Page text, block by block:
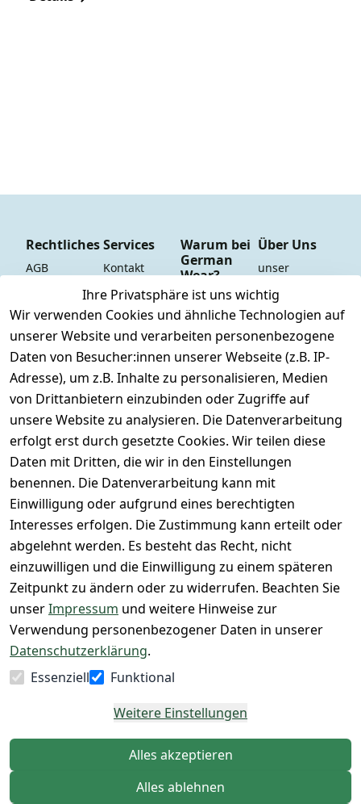
Ihre Privatsphäre ist uns wichtig
Wir verwenden Cookies und ähnliche Technologien auf
unserer Website und verarbeiten personenbezogene
Daten von Besucher:innen unserer Webseite (z.B. IP-
Adresse), um z.B. Inhalte zu personalisieren, Medien
von Drittanbietern einzubinden oder Zugriffe auf
unsere Website zu analysieren. Die Datenverarbeitung
erfolgt erst durch gesetzte Cookies. Wir teilen diese
Daten mit Dritten, die wir in den Einstellungen
benennen. Die Datenverarbeitung kann mit
Einwilligung oder aufgrund eines berechtigten
Interesses erfolgen. Die Zustimmung kann erteilt oder
abgelehnt werden. Es besteht das Recht, nicht
einzuwilligen und die Einwilligung zu einem späteren
Zeitpunkt zu ändern oder zu widerrufen. Beachten Sie
unserImpressum und weitere Hinweise zur
Verwendung personenbezogener Daten in unserer
Datenschutzerklärung.
Essenziell
Funktional
Weitere Einstellungen
Alles akzeptieren
Alles ablehnen
Rechtliches
AGB
Impressum
Datenschutze
rklärung
Barrierefreihe
itserklärung
Widerrufsrec
ht
Vertrag
widerrufen
Services
Kontakt
Registrieren
Versand &
Versandkoste
n
Retoure &
Rücksendung
Rücksendeeti
kett drucken
(Inland)
FAQs - Häufig
gestellte
Fragen
Konfektionsgr
ößen
Lagerverkauf
- unser Laden
in Hannover
Warum bei
German
Wear?
Dauer
Tiefpreisgara
ntie*
Express-24h-
Versand
24/7 aktueller
Warenbestan
d
+ 95% aus
eigener
Herstellung
+ 60 Jahre
Geschäftserfa
hrung
Über Uns
unser
YouTube-
Kanal
unsere
Facebook-
Seite
unsere
Damen &
Herren
unsere
Gutscheine &
SALE
Whatsapp Nr.:
+49511676950
14
Lagerverkauf:
Ikarusallee